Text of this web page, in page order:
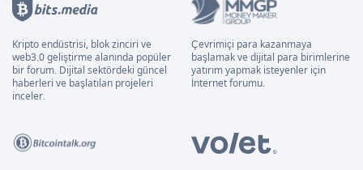
Kripto endüstrisi, blok zinciri ve
web3.0 geliştirme alanında popüler
bir forum. Dijital sektördeki güncel
haberleri ve başlatılan projeleri
inceler.
Çevrimiçi para kazanmaya
başlamak ve dijital para birimlerine
yatırım yapmak isteyenler için
İnternet forumu.